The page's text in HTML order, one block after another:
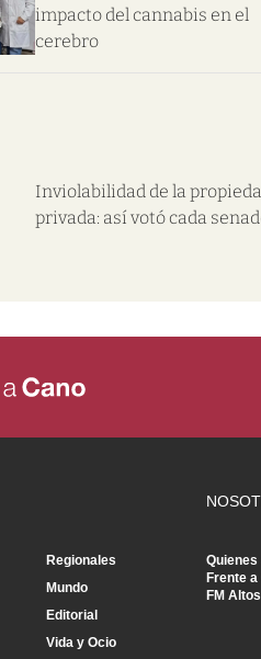
impacto del cannabis en el
cerebro
Inviolabilidad de la
privada: así votó cada
Regionales
Mundo
Editorial
Vida y Ocio
Quienes
Frente a
FM Altos